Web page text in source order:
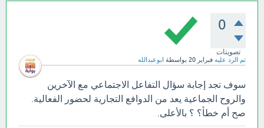
0
تصويتات
تم الرد عليه فبراير 20 بواسطة ابوعبدالله
سوف تجد إجابة سؤال التفاعل الاجتماعي مع الآخرين
والروح الجماعية يعد من الدوافع التجارية لحضور الفعالية.
صح أم خطأ؟ ؟ بالأعلى.